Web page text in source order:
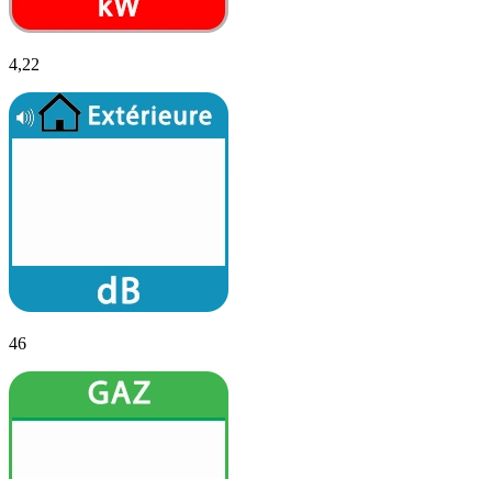
4,22
46